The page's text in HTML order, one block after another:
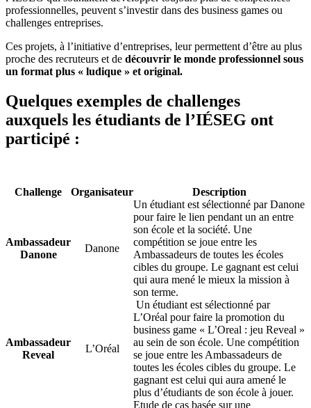
professionnelles, peuvent s’investir dans des business games ou
challenges entreprises.
Ces projets, à l’initiative d’entreprises, leur permettent d’être au plus
proche des recruteurs et de découvrir le monde professionnel sous
un format plus « ludique » et original.
Quelques exemples de challenges
auxquels les étudiants de l’IÉSEG ont
participé :
Challenge Organisateur Description
Ambassadeur
Danone
Danone
Un étudiant est sélectionné par Danone
pour faire le lien pendant un an entre
son école et la société. Une
compétition se joue entre les
Ambassadeurs de toutes les écoles
cibles du groupe. Le gagnant est celui
qui aura mené le mieux la mission à
son terme.
Ambassadeur
Reveal
L’Oréal
Un étudiant est sélectionné par
L’Oréal pour faire la promotion du
business game « L’Oreal : jeu Reveal »
au sein de son école. Une compétition
se joue entre les Ambassadeurs de
toutes les écoles cibles du groupe. Le
gagnant est celui qui aura amené le
plus d’étudiants de son école à jouer.
Etude de cas basée sur une